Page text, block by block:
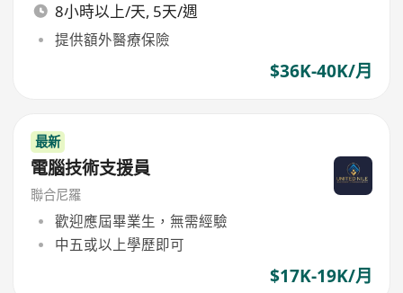
8小時以上/天, 5天/週
提供額外醫療保險
$36K-40K/月
最新
電腦技術支援員
聯合尼羅
歡迎應屆畢業生，無需經驗
中五或以上學歷即可
$17K-19K/月